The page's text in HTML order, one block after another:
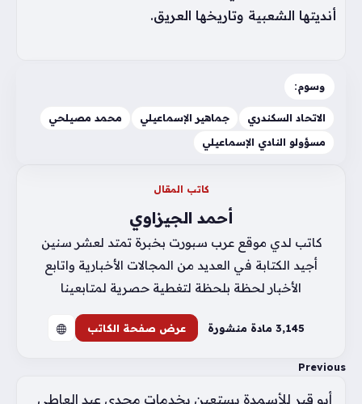
أنديتها الشعبية وتاريخها العريق.
وسوم:
الاتحاد السكندري جماهير الإسماعيلي
محمد مصيلحي
مسؤولو النادي الإسماعيلي
كاتب المقال
أحمد الجيزاوي
كاتب لدي موقع عرب سبورت بخبرة تمتد لعشر سنين
أجيد الكتابة في العديد من المجالات الأخبارية واتابع
الأخبار لحظة بلحظة لتغطية حصرية لمتابعينا
3٬145 مادة منشورة عرض صفحة الكاتب
Previous
أبو قير للأسمدة يستعين بخدمات مجدي عبد العاطي